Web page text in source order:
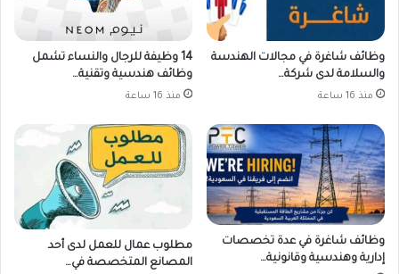
وظائف شاغرة في مجالات الهندسة
والسلامة لدى شركة…
منذ 16 ساعة
14 وظيفة للرجال والنساء تشمل
وظائف هندسية وتقنية…
منذ 16 ساعة
وظائف شاغرة في عدة تخصصات
إدارية وهندسية وقانونية…
مطلوب عمال للعمل لدى أحد
المصانع المتخصصة في…